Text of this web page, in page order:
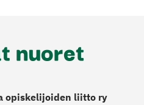
opiskelijoiden liitto ry